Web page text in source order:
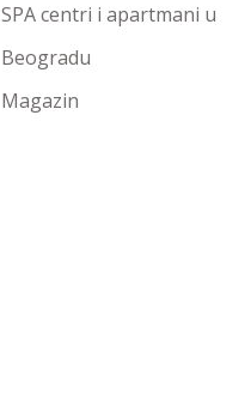
SPA centri i apartmani u
Beogradu
Magazin